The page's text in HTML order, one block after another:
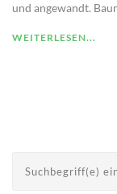
und angewandt.
WEITERLESEN...